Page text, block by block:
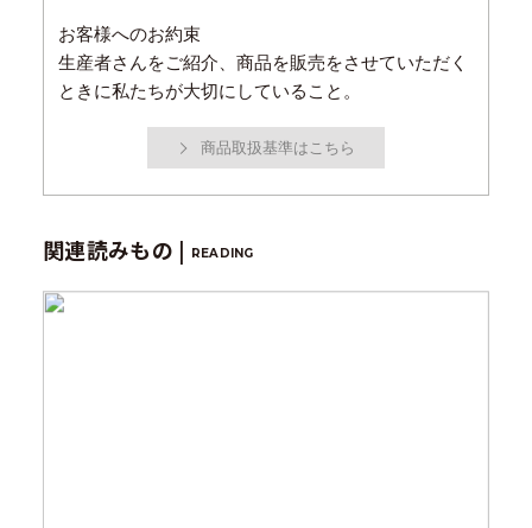
お客様へのお約束
生産者さんをご紹介、商品を販売をさせていただく
ときに私たちが大切にしていること。
商品取扱基準はこちら
関連読みもの | READING